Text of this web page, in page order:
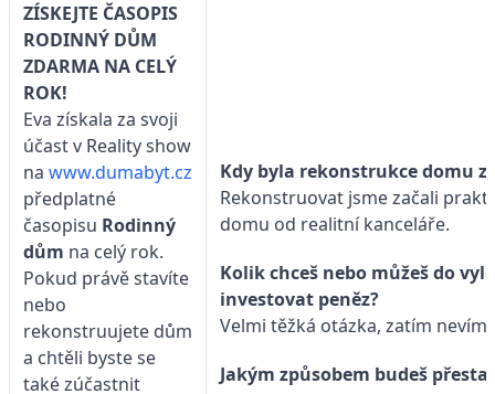
ZÍSKEJTE ČASOPIS
RODINNÝ DŮM
ZDARMA NA CELÝ
ROK!
Eva získala za svoji
účast v Reality show
na www.dumabyt.cz
předplatné
časopisu Rodinný
dům na celý rok.
Pokud právě stavíte
nebo
rekonstruujete dům
a chtěli byste se
také zúčastnit
Kdy byla rekonstrukce domu
Rekonstruovat jsme začali
domu od realitní kanceláře.
Kolik chceš nebo můžeš do
investovat peněz?
Velmi těžká otázka, zatím
Jakým způsobem budeš